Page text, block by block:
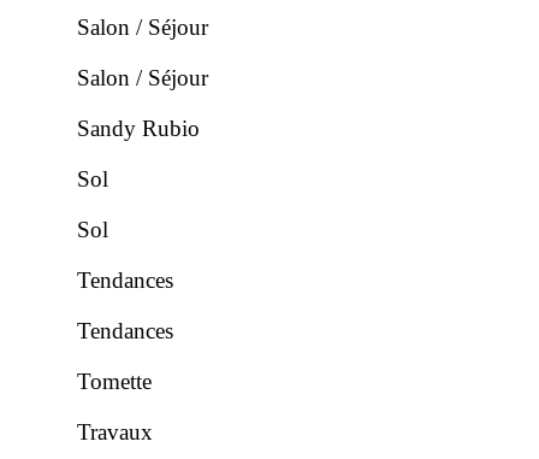
Salon / Séjour
Salon / Séjour
Sandy Rubio
Sol
Sol
Tendances
Tendances
Tomette
Travaux